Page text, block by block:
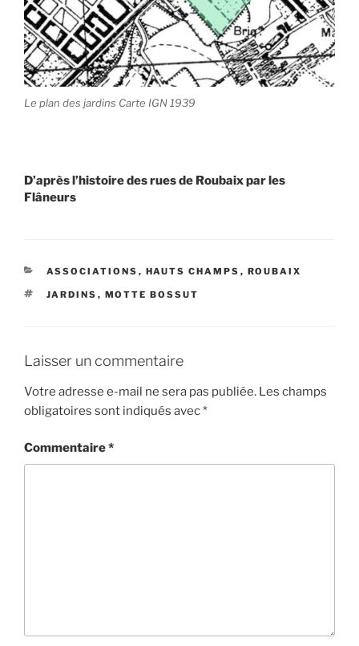
Le plan des jardins Carte IGN 1939
D’après l’histoire des rues de Roubaix par les
Flâneurs
CATÉGORIES
ASSOCIATIONS , HAUTS CHAMPS , ROUBAIX
ÉTIQUETTES
JARDINS , MOTTE BOSSUT
Laisser un commentaire
Votre adresse e-mail ne sera pas publiée. Les champs
obligatoires sont indiqués avec*
Commentaire*